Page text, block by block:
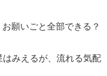
願いごと全部できる？
みえるが、流れる気配